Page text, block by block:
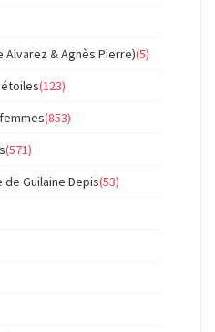
Alvarez & Agnès Pierre)(5)
(123)
(853)
(571)
de Guilaine Depis(53)